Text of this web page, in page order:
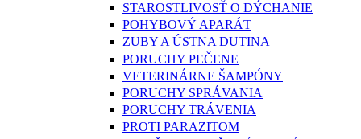
STAROSTLIVOSŤ O DÝCHANIE
POHYBOVÝ APARÁT
ZUBY A ÚSTNA DUTINA
PORUCHY PEČENE
VETERINÁRNE ŠAMPÓNY
PORUCHY SPRÁVANIA
PORUCHY TRÁVENIA
PROTI PARAZITOM